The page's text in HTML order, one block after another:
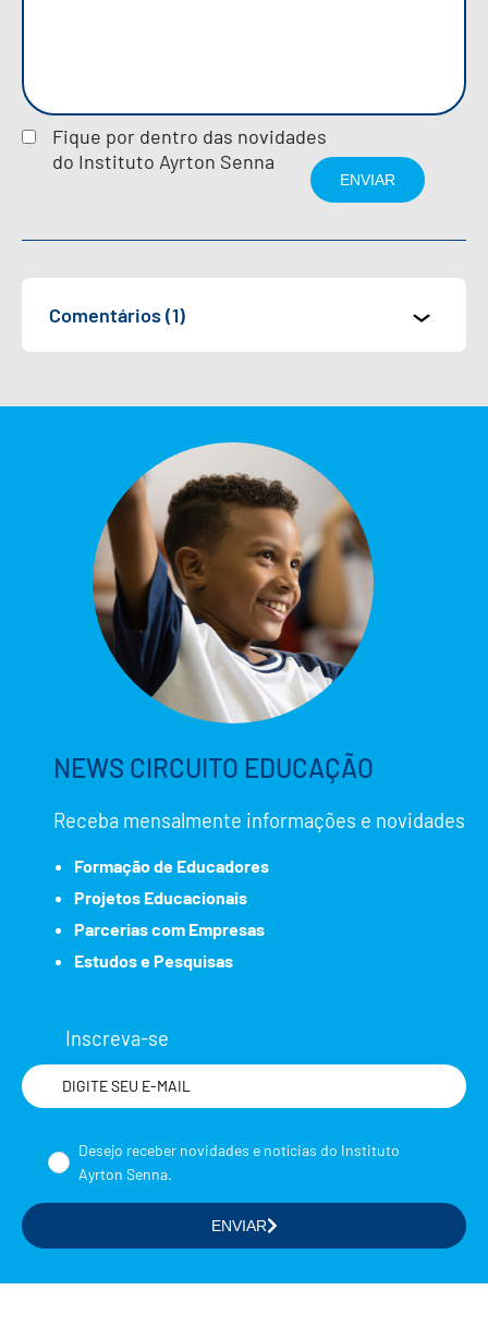
Fique por dentro das novidades
do Instituto Ayrton Senna
Comentários (1)
GEISA ARAÚJO SALES 06/08/2026 ÀS 11:53
Maravilhoso
NEWS CIRCUITO EDUCAÇÃO
Receba mensalmente informações e novidades
Formação de Educadores
Projetos Educacionais
Parcerias com Empresas
Estudos e Pesquisas
Inscreva-se
Nome
Formação de Educadores
Desejo receber novidades e notícias do Instituto
Ayrton Senna.
ENVIAR